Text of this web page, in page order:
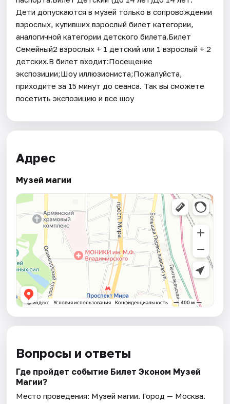
Дети допускаются в музей только в сопровождении
взрослых, купивших взрослый билет категории,
аналогичной категории детского билета.Билет
Семейный2 взрослых + 1 детский или 1 взрослый + 2
детских.В билет входит:Посещение
экспозиции;Шоу иллюзиониста;Пожалуйста,
приходите за 15 минут до сеанса. Так вы сможете
посетить экспозицию и все шоу
Адрес
Музей магии
Вопросы и ответы
Где пройдет событие Билет Эконом Музей
Магии?
Место проведения: Музей магии. Город — Москва.